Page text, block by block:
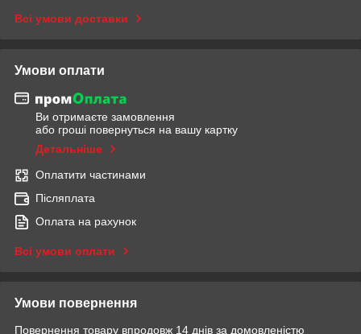
Всі умови доставки
Умови оплати
Ви отримаєте замовлення
або гроші повернуться на вашу картку
Детальніше
Оплатити частинами
Післяплата
Оплата на рахунок
Всі умови оплати
Умови повернення
Повернення товару впродовж 14 днів за домовленістю